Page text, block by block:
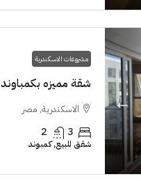
مشروعات الاسكندرية
شقة مميزه بكمباوند 173m Grand View smouha
الاسكندرية, مصر
3
2
شقق للبيع, كمبوند